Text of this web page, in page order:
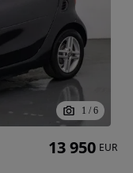
1 / 6
13 950 EUR